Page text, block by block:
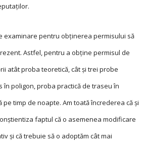
examinare pentru obţinerea per­misului să
Astfel, pentru a obţine permisul de
atât proba teoretică, cât şi trei probe
în poligon, proba practică de traseu în
timp de noapte. Am toată încrederea că şi
faptul că o asemenea modificare
şi că trebuie să o adoptăm cât mai